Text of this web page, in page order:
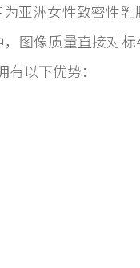
亚洲女性致密性乳
图像质量直接对标
以下优势：